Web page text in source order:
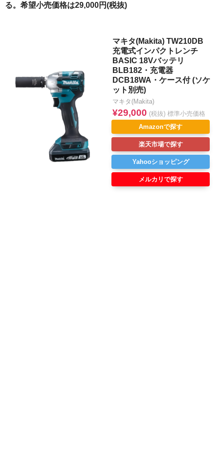
る。希望小売価格は29,000円(税抜)
マキタ(Makita) TW210DB
充電式インパクトレンチ
BASIC 18Vバッテリ
BLB182・充電器
DCB18WA・ケース付 (ソケ
ット別売)
マキタ(Makita)
¥29,000 (税抜) 標準小売価格
Amazonで探す
楽天市場で探す
Yahooショッピング
メルカリで探す